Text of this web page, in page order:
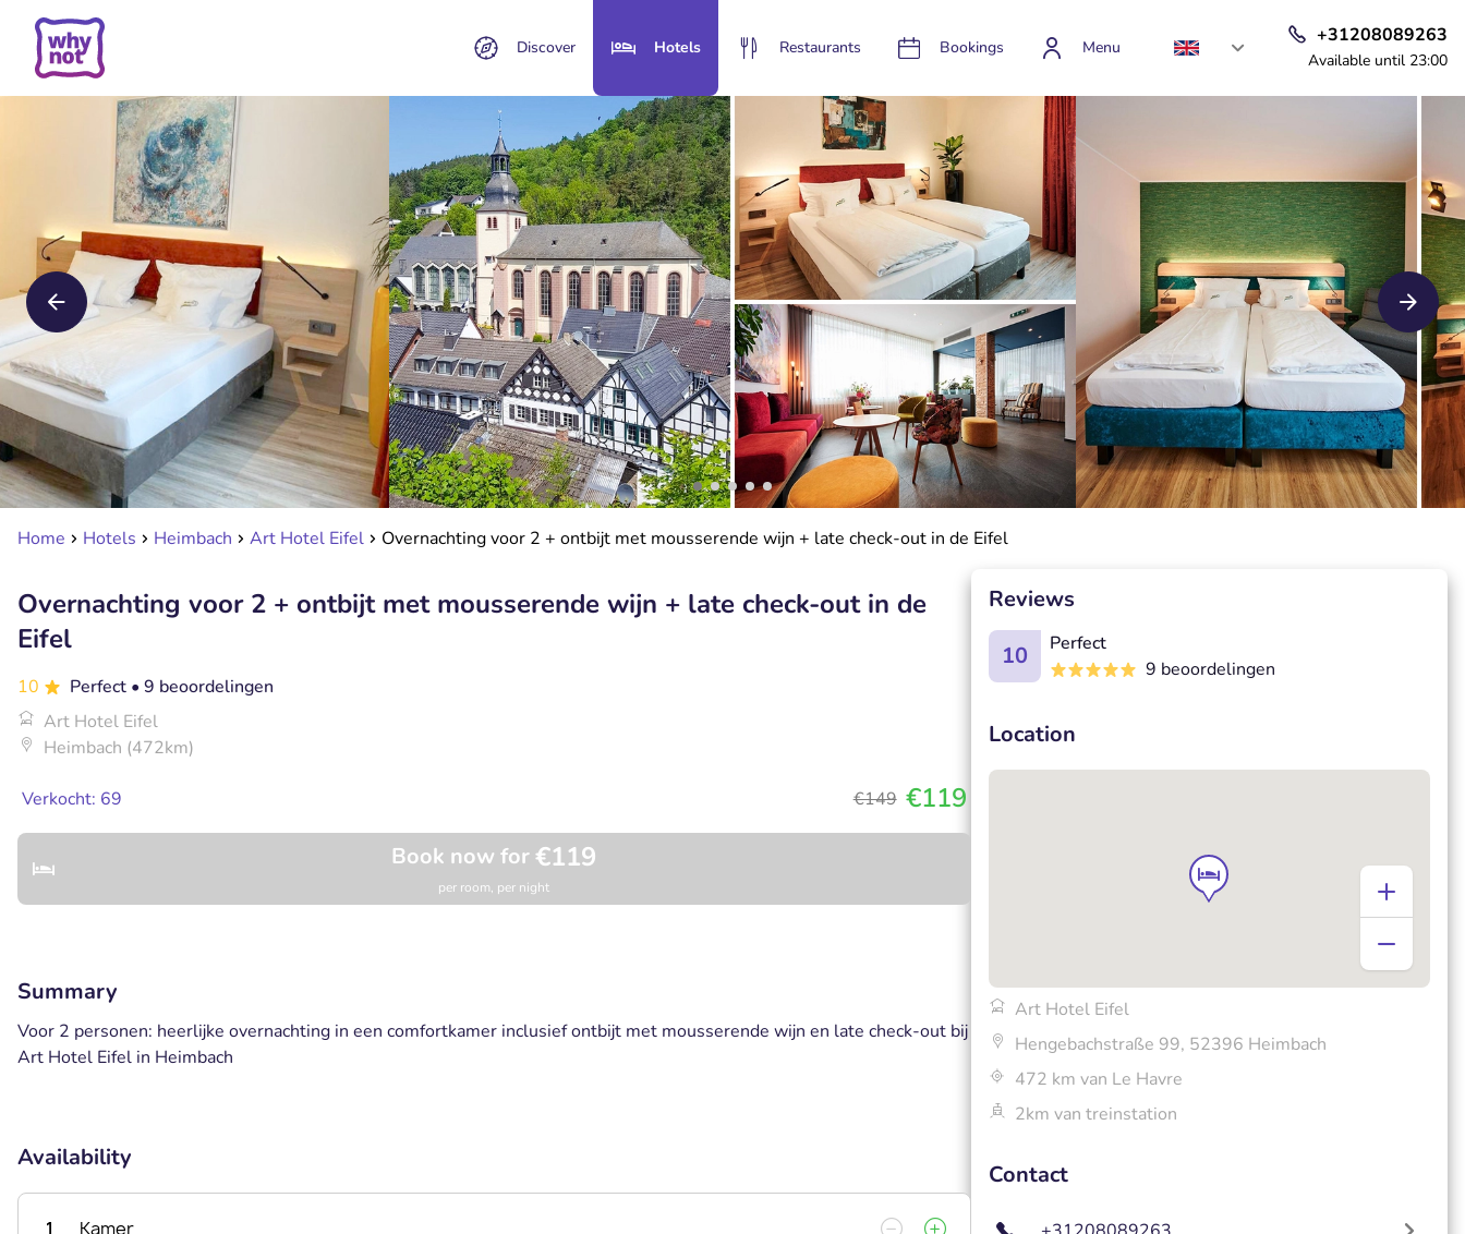
Discover Hotels Restaurants Bookings Menu
+31208089263
Available until 23:00
Home Hotels Heimbach Art Hotel Eifel Overnachting voor 2 + ontbijt met mousserende wijn + late check-out in de Eifel
Overnachting voor 2 + ontbijt met mousserende wijn + late check-out in de
Eifel
10 Perfect • 9 beoordelingen
Art Hotel Eifel
Heimbach (472km)
Verkocht: 69 €149 €119
Book now for€119
per room, per night
Summary
Voor 2 personen: heerlijke overnachting in een comfortkamer inclusief ontbijt met mousserende wijn en late check-out bij
Art Hotel Eifel in Heimbach
Availability
1 Kamer
Reviews
10
Perfect
9 beoordelingen
Location
Art Hotel Eifel
Hengebachstraße 99, 52396 Heimbach
472 km van Le Havre
2km van treinstation
Contact